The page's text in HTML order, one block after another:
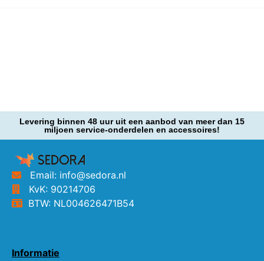
Levering binnen 48 uur uit een aanbod van meer dan 15
miljoen service-onderdelen en accessoires!
Email: info@sedora.nl
KvK: 90214706
BTW: NL004626471B54
Informatie